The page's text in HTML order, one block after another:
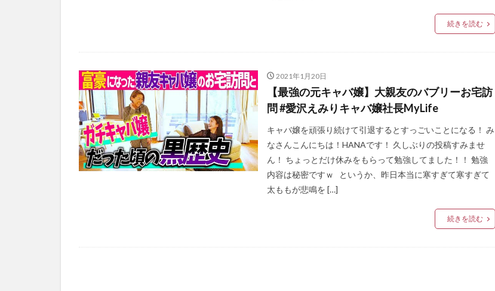
続きを読む
2021年1月20日
【最強の元キャバ嬢】大親友のバブリーお宅訪
問 #愛沢えみりキャバ嬢社長MyLife
キャバ嬢を頑張り続けて引退するとすっごいことになる！ み
なさんこんにちは！HANAです！ 久しぶりの投稿すみませ
ん！ ちょっとだけ休みをもらって勉強してました！！ 勉強
内容は秘密ですｗ というか、昨日本当に寒すぎて寒すぎて
太ももが悲鳴を […]
続きを読む